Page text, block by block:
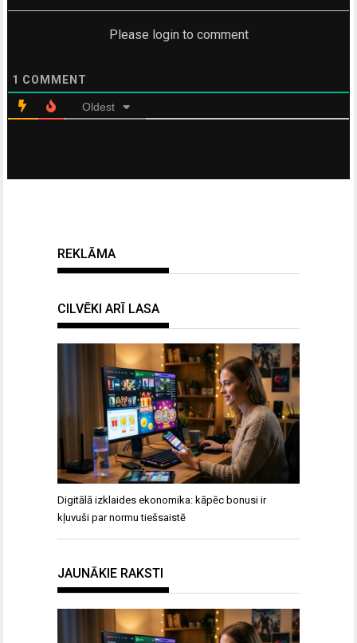
Please login to comment
1 COMMENT
Oldest
REKLĀMA
CILVĒKI ARĪ LASA
Digitālā izklaides ekonomika: kāpēc bonusi ir
kļuvuši par normu tiešsaistē
JAUNĀKIE RAKSTI